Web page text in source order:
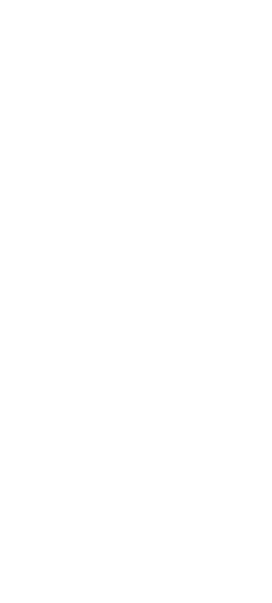
hành khách.
đón)
cung cấp các chuyến
nhưng cần phải đợi một
công nghệ như Uber và
lợi và linh động, giúp bạn
mái và nhanh chóng.